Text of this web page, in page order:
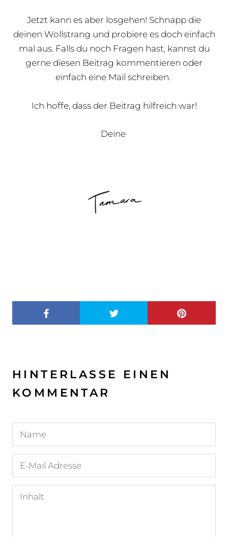
Jetzt kann es aber losgehen! Schnapp die
deinen Wollstrang und probiere es doch einfach
mal aus. Falls du noch Fragen hast, kannst du
gerne diesen Beitrag kommentieren oder
einfach eine Mail schreiben.
Ich hoffe, dass der Beitrag hilfreich war!
Deine
HINTERLASSE EINEN
KOMMENTAR